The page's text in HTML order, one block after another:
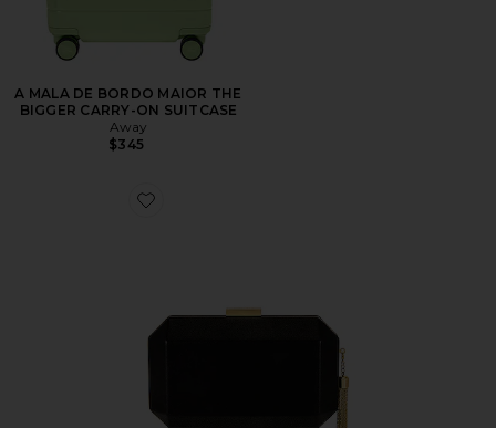
A MALA DE BORDO MAIOR THE
BIGGER CARRY-ON SUITCASE
Away
$345
Favorite Lia Facetted Clutch With Tassel